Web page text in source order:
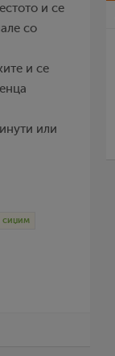
и се
со
и се
или
сиџим